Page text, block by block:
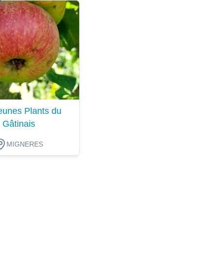
Plants du
Gâtinais
MIGNERES